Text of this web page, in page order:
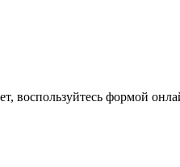
воспользуйтесь формой